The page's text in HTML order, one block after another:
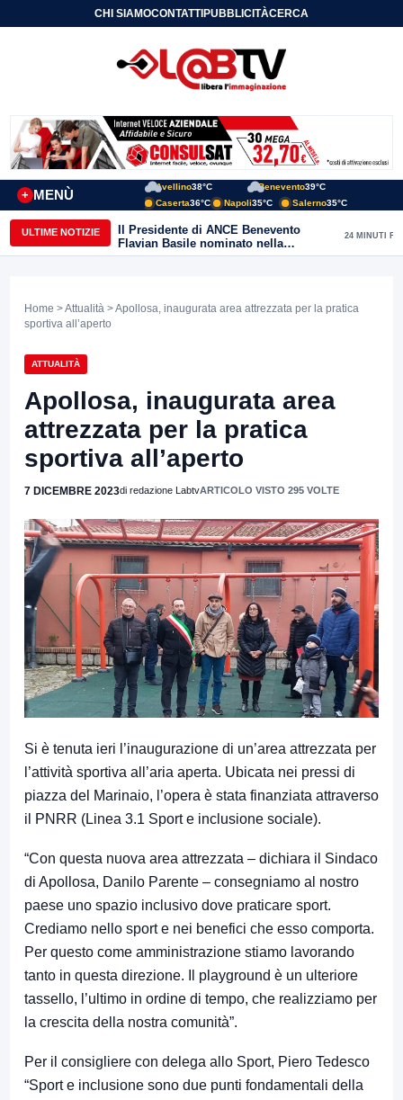
CHI SIAMOCONTATTIPUBBLICITÀCERCA
MENÙ
+
Avellino38°C Benevento39°C
Caserta36°C Napoli35°C Salerno35°C
ULTIME NOTIZIE
Il Presidente di ANCE Benevento
Flavian Basile nominato nella
Commissione Tecnica
24 MINUTI FA
Home >Attualità > Apollosa, inaugurata area attrezzata per la pratica
sportiva all’aperto
ATTUALITÀ
Apollosa, inaugurata area
attrezzata per la pratica
sportiva all’aperto
7 DICEMBRE 2023di redazione LabtvARTICOLO VISTO 295 VOLTE
Si è tenuta ieri l’inaugurazione di un’area attrezzata per
l’attività sportiva all’aria aperta. Ubicata nei pressi di
piazza del Marinaio, l’opera è stata finanziata attraverso
il PNRR (Linea 3.1 Sport e inclusione sociale).
“Con questa nuova area attrezzata – dichiara il Sindaco
di Apollosa, Danilo Parente – consegniamo al nostro
paese uno spazio inclusivo dove praticare sport.
Crediamo nello sport e nei benefici che esso comporta.
Per questo come amministrazione stiamo lavorando
tanto in questa direzione. Il playground è un ulteriore
tassello, l’ultimo in ordine di tempo, che realizziamo per
la crescita della nostra comunità”.
Per il consigliere con delega allo Sport, Piero Tedesco
“Sport e inclusione sono due punti fondamentali della